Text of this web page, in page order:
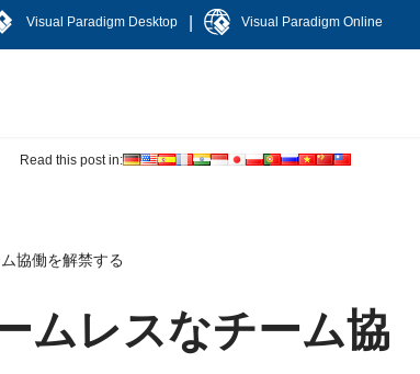
Visual Paradigm Desktop Visual Paradigm Online
Read this post in:
協働を解禁する
ムレスなチーム協